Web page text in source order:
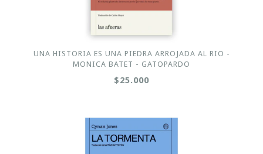
UNA HISTORIA ES UNA PIEDRA ARROJADA AL RIO -
MONICA BATET - GATOPARDO
$25.000